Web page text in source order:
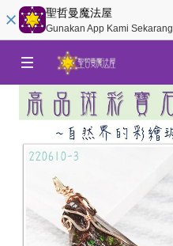
聖哲曼魔法屋
Gunakan App Kami Sekarang